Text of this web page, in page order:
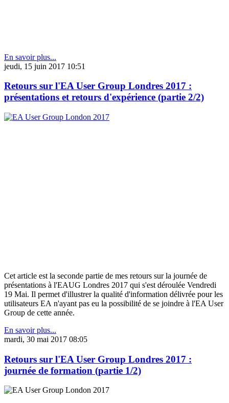
En savoir plus...
jeudi, 15 juin 2017 10:51
Retours sur l'EA User Group Londres 2017 :
présentations et retours d'expérience (partie 2/2)
Cet article est la seconde partie de mes retours sur la journée de
présentations à l'EAUG Londres 2017 qui s'est déroulée Vendredi
19 Mai. Il permet d'illustrer la qualité d'information délivrée pour les
utilisateurs EA n'ayant pas eu la possibilité de se joindre à l'EA User
Group de cette année.
En savoir plus...
mardi, 30 mai 2017 08:05
Retours sur l'EA User Group Londres 2017 :
journée de formation (partie 1/2)